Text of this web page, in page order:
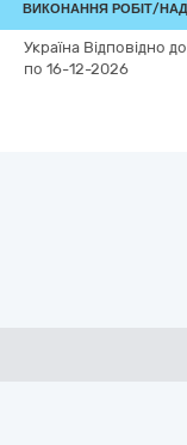
ВИКОНАННЯ РОБІТ/
Україна Відповідно
по 16-12-2026